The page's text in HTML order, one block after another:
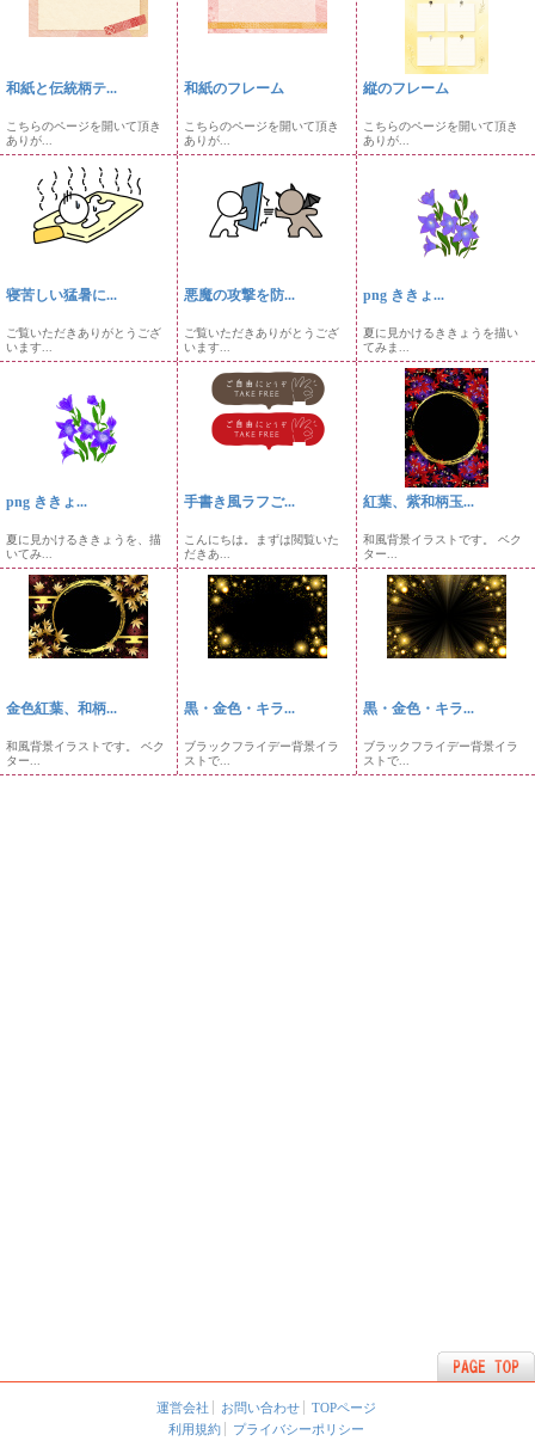
和紙と伝統柄テ...
こちらのページを開いて頂き
ありが...
和紙のフレーム
こちらのページを開いて頂き
ありが...
縦のフレーム
こちらのページを開いて頂き
ありが...
寝苦しい猛暑に...
ご覧いただきありがとうござ
います...
悪魔の攻撃を防...
ご覧いただきありがとうござ
います...
png ききょ...
夏に見かけるききょうを描い
てみま...
png ききょ...
夏に見かけるききょうを、描
いてみ...
手書き風ラフご...
こんにちは。まずは閲覧いた
だきあ...
紅葉、紫和柄玉...
和風背景イラストです。 ベク
ター...
金色紅葉、和柄...
和風背景イラストです。 ベク
ター...
黒・金色・キラ...
ブラックフライデー背景イラ
ストで...
黒・金色・キラ...
ブラックフライデー背景イラ
ストで...
運営会社 お問い合わせ
TOPページ
利用規約
プライバシーポリシー